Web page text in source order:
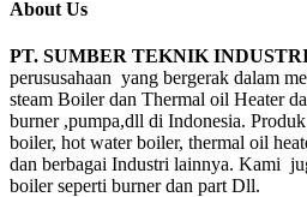
About Us
PT. SUMBER TEKNIK
perususahaan yang bergerak dalam
steam Boiler dan Thermal oil Heater
burner ,pumpa,dll di Indonesia.
boiler, hot water boiler, thermal oil
dan berbagai Industri lainnya. Kami
boiler seperti burner dan part Dll.